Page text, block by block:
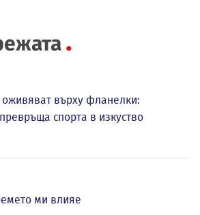
върху фланелки:
спорта в изкуство
ми влияе